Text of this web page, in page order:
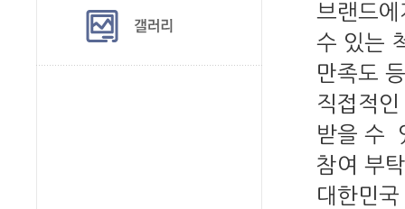
브랜드
수 있는
만족도
직접적
받을 수
참여 부
대한민